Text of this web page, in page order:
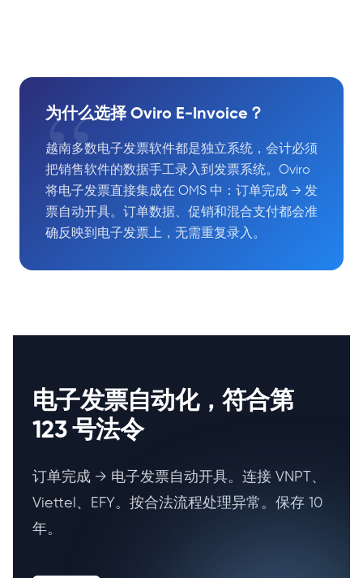
“
为什么选择 Oviro E-Invoice？
越南多数电子发票软件都是独立系统，会计必须
把销售软件的数据手工录入到发票系统。Oviro
将电子发票直接集成在 OMS 中：订单完成 → 发
票自动开具。订单数据、促销和混合支付都会准
确反映到电子发票上，无需重复录入。
电子发票自动化，符合第
123 号法令
订单完成 → 电子发票自动开具。连接 VNPT、
Viettel、EFY。按合法流程处理异常。保存 10
年。